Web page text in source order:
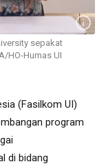
sepakat
HO-Humas UI
(Fasilkom UI)
program
di bidang